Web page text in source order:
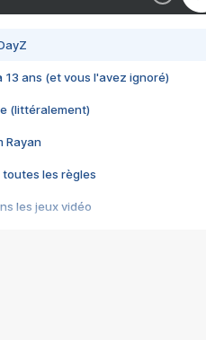
13 ans (et vous l'avez ignoré)
(littéralement)
Rayan
toutes les règles
les jeux vidéo